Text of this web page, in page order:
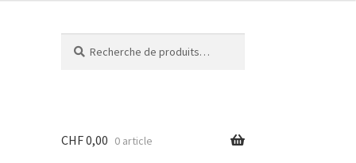
pour :
CHF0,00 0 article